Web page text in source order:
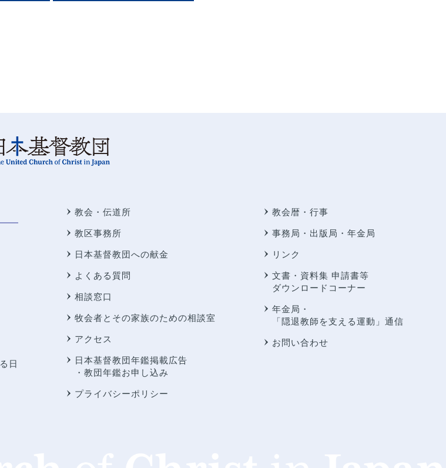
日
教会・伝道所
教区事務所
日本基督教団への献金
よくある質問
相談窓口
牧会者とその家族のための相談室
アクセス
日本基督教団年鑑掲載広告
・教団年鑑お申し込み
プライバシーポリシー
教会暦・行事
事務局・出版局・年金局
リンク
文書・資料集 申請書等
ダウンロードコーナー
年金局・
「隠退教師を支える運動」通信
お問い合わせ